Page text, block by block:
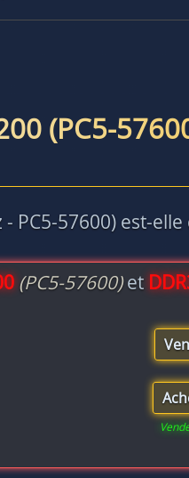
(PC5-
- PC5-57600) est-
(PC5-57600)et